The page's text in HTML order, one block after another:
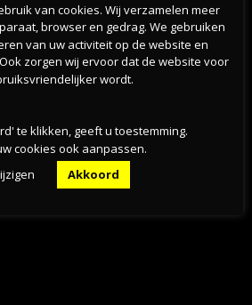
交停
荷兰拥有欧洲最脏的水！仅有1%
van cookies. Wij verzamelen meer
browser en gedrag. We gebruiken
van uw activiteit op de website en
zorgen wij ervoor dat de website voor
wordt.
te klikken, geeft u toestemming.
cookies ook aanpassen.
Akkoord